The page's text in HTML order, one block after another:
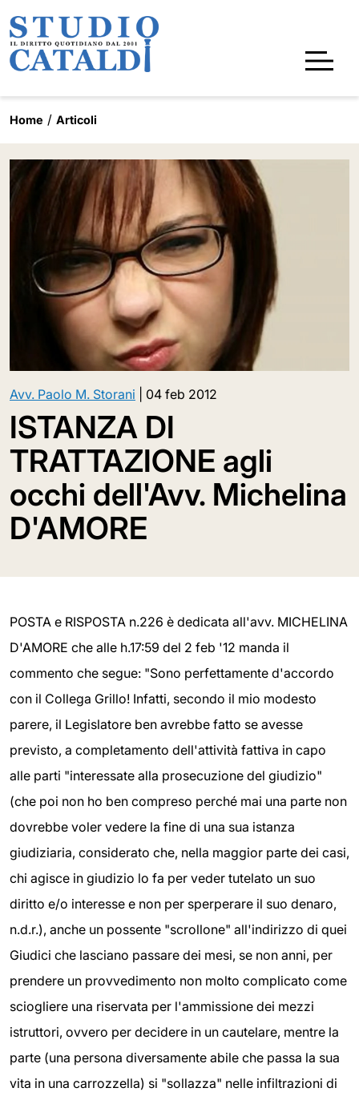
Home Articoli
Avv. Paolo M. Storani 04 feb 2012
ISTANZA DI
TRATTAZIONE agli
occhi dell'Avv. Michelina
D'AMORE
POSTA e RISPOSTA n.226 è dedicata all'avv. MICHELINA
D'AMORE che alle h.17:59 del 2 feb '12 manda il
commento che segue: "Sono perfettamente d'accordo
con il Collega Grillo! Infatti, secondo il mio modesto
parere, il Legislatore ben avrebbe fatto se avesse
previsto, a completamento dell'attività fattiva in capo
alle parti "interessate alla prosecuzione del giudizio"
(che poi non ho ben compreso perché mai una parte non
dovrebbe voler vedere la fine di una sua istanza
giudiziaria, considerato che, nella maggior parte dei casi,
chi agisce in giudizio lo fa per veder tutelato un suo
diritto e/o interesse e non per sperperare il suo denaro,
n.d.r.), anche un possente "scrollone" all'indirizzo di quei
Giudici che lasciano passare dei mesi, se non anni, per
prendere un provvedimento non molto complicato come
sciogliere una riservata per l'ammissione dei mezzi
istruttori, ovvero per decidere in un cautelare, mentre la
parte (una persona diversamente abile che passa la sua
vita in una carrozzella) si "sollazza" nelle infiltrazioni di